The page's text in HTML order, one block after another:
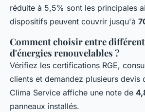
réduite à 5,5% sont les principales
dispositifs peuvent couvrir jusqu'à
Comment choisir entre
d'énergies renouvelables ?
Vérifiez les certifications RGE,
clients et demandez plusieurs devis
Clima Service affiche une note de
panneaux installés.